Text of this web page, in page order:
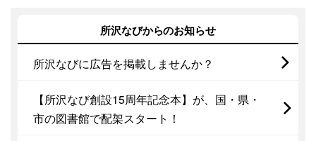
所沢なびからのお知らせ
所沢なびに広告を掲載しませんか？
【所沢なび創設15周年記念本】が、国・県・
市の図書館で配架スタート！